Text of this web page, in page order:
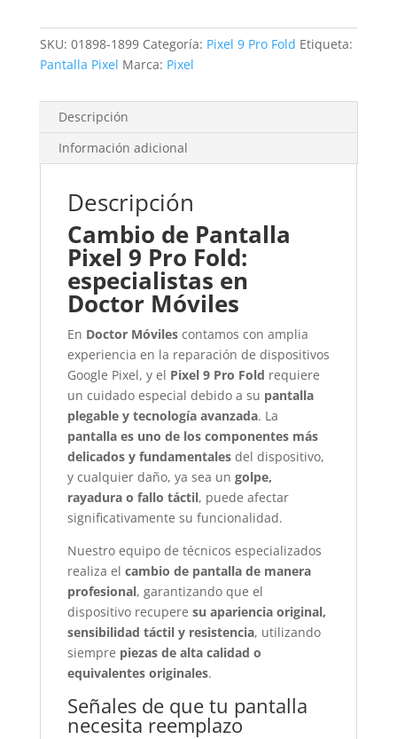
cantidad
SKU: 01898-1899 Categoría: Pixel 9 Pro Fold Etiqueta:
Pantalla Pixel Marca: Pixel
Descripción
Información adicional
Descripción
Cambio de Pantalla
Pixel 9 Pro Fold:
especialistas en
Doctor Móviles
En Doctor Móvilescontamos con amplia
experiencia en la reparación de dispositivos
Google Pixel, y el Pixel 9 Pro Fold requiere
un cuidado especial debido a su pantalla
plegable y tecnología avanzada. La
pantalla es uno de los componentes más
delicados y fundamentalesdel dispositivo,
y cualquier daño, ya sea un golpe,
rayadura o fallo táctil, puede afectar
significativamente su funcionalidad.
Nuestro equipo de técnicos especializados
realiza el cambio de pantalla de manera
profesional, garantizando que el
dispositivo recupere su apariencia original,
sensibilidad táctil y resistencia, utilizando
siempre piezas de alta calidad o
equivalentes originales.
Señales de que tu pantalla
necesita reemplazo